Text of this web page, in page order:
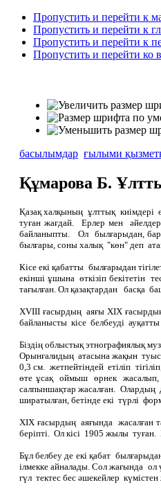
Пропустить и перейти к
Пропустить и перейти к
Пропустить и перейти к
Пропустить и перейти ко
басылымдар ғылыми
Құмарова Б.
Қазақ халқының ұлттық киімдері
туған жағдай. Ерлер мен
байланыпты. Ол былғарыдан,
былғары, соны халық "көн" деп
Кісе екі қабатты былғарыдан
екінші ұшына өткізіп бекітетін
тағылған. Ол қазақтардан басқа
ХVІІІ ғасырдың аяғы ХІХ
байланысты кісе белбеуді
Біздің облыстық этнографиялық
Орынғалидың атасына жақын
0,3 см. жетпейтіндей етіліп
өте ұсақ оймыш өрнек жасалып,
салпыншақтар жасалған. Олардың
ширатылған, бетінде екі түрлі
ХІХ ғасырдың аяғында
беріпті. Ол кісі 1905 жылы
Бұл белбеу де екі қабат
ілмекке айналады. Сол жағында
гүл тектес бес әшекейлер